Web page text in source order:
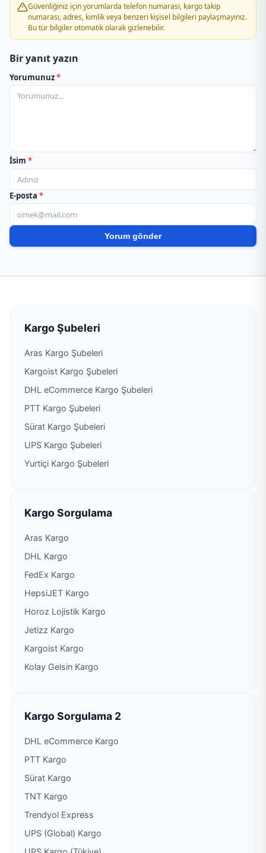
Güvenliğiniz için yorumlarda telefon numarası, kargo takip
numarası, adres, kimlik veya benzeri kişisel bilgileri paylaşmayınız.
Bu tür bilgiler otomatik olarak gizlenebilir.
Bir yanıt yazın
Yorumunuz*
İsim *
E-posta *
Kargo Şubeleri
Aras Kargo Şubeleri
Kargoist Kargo Şubeleri
DHL eCommerce Kargo Şubeleri
PTT Kargo Şubeleri
Sürat Kargo Şubeleri
UPS Kargo Şubeleri
Yurtiçi Kargo Şubeleri
Kargo Sorgulama
Aras Kargo
DHL Kargo
FedEx Kargo
HepsiJET Kargo
Horoz Lojistik Kargo
Jetizz Kargo
Kargoist Kargo
Kolay Gelsin Kargo
Kargo Sorgulama 2
DHL eCommerce Kargo
PTT Kargo
Sürat Kargo
TNT Kargo
Trendyol Express
UPS (Global) Kargo